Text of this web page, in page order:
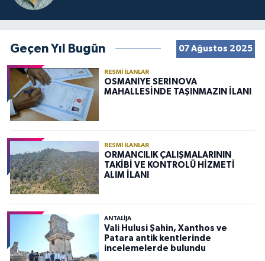
Geçen Yıl Bugün 07 Ağustos 2025
RESMI İLANLAR
OSMANİYE SERİNOVA
MAHALLESİNDE TAŞINMAZIN İLANI
RESMI İLANLAR
ORMANCILIK ÇALIŞMALARININ
TAKİBİ VE KONTROLÜ HİZMETİ
ALIM İLANI
ANTALIJA
Vali Hulusi Şahin, Xanthos ve
Patara antik kentlerinde
incelemelerde bulundu